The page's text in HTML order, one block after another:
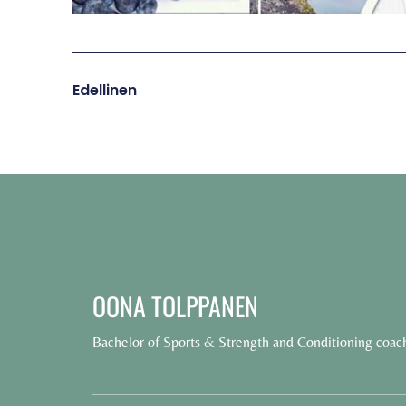
Edellinen
OONA TOLPPANEN
Bachelor of Sports & Strength and Conditioning